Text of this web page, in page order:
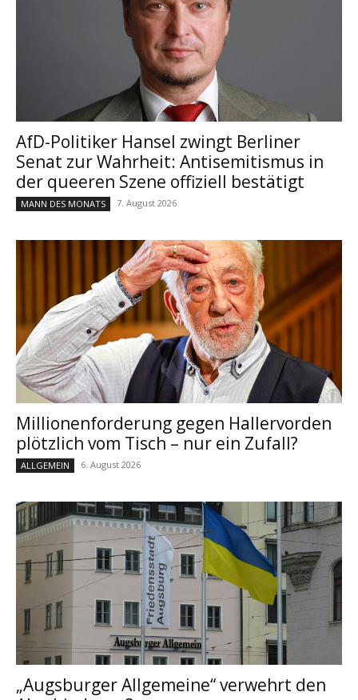
AfD-Politiker Hansel zwingt Berliner
Senat zur Wahrheit: Antisemitismus in
der queeren Szene offiziell bestätigt
MANN DES MONATS 7. August 2026
Millionenforderung gegen Hallervorden
plötzlich vom Tisch – nur ein Zufall?
ALLGEMEIN 6. August 2026
„Augsburger Allgemeine“ verwehrt den